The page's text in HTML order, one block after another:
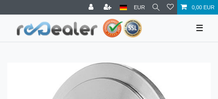
EUR 0,00 EUR
☰